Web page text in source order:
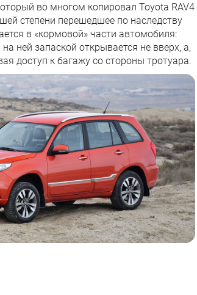
во многом копировал Toyota RAV4
степени перешедшее по наследству
в «кормовой» части автомобиля:
ней запаской открывается не вверх, а,
доступ к багажу со стороны тротуара.